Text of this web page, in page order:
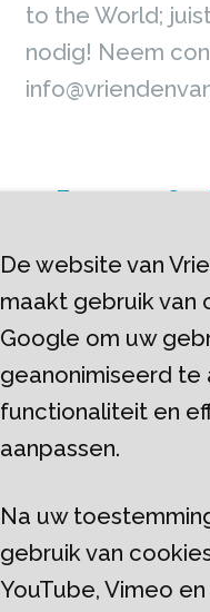
De website van
maakt gebruik van
Google om uw
geanonimiseerd te
functionaliteit en
aanpassen.
Na uw
gebruik van
YouTube, Vimeo
to the World;
nodig! Neem
<-- Terug naar
Stichting
6225 AR